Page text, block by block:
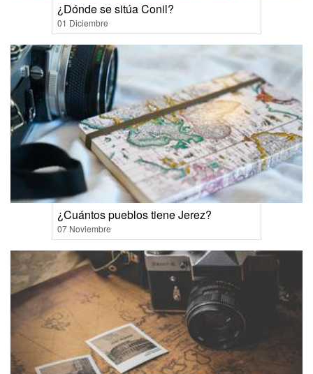
¿Dónde se sitúa Conil?
01 Diciembre
¿Cuántos pueblos tiene Jerez?
07 Noviembre